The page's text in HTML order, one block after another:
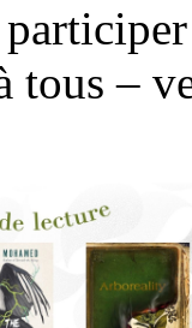
tous –